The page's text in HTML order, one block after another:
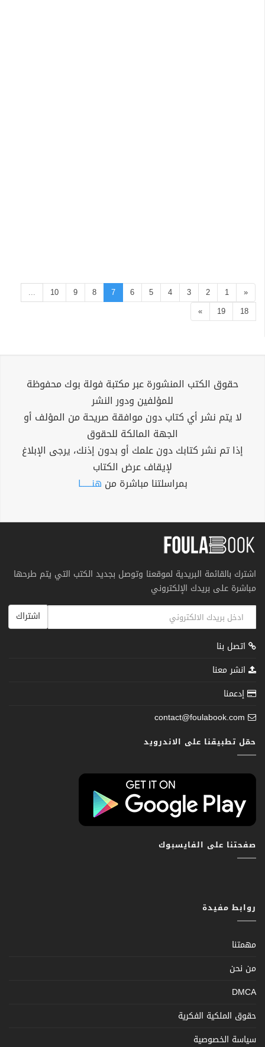
«
1
2
3
4
5
6
7
8
9
10
...
18
19
»
حقوق الكتب المنشورة عبر مكتبة فولة بوك محفوظة
للمؤلفين ودور النشر
لا يتم نشر أي كتاب دون موافقة صريحة من المؤلف أو
الجهة المالكة للحقوق
إذا تم نشر كتابك دون علمك أو بدون إذنك، يرجى الإبلاغ
لإيقاف عرض الكتاب
بمراسلتنا مباشرة من هنــــــا
اشترك بالقائمة البريدية لموقعنا وتوصل بجديد الكتب التي يتم طرحها
مباشرة على بريدك الإلكتروني
اشتراك
اتصل بنا
انشر معنا
إدعمنا
contact@foulabook.com
حمّل تطبيقنا على الاندرويد
صفحتنا على الفايسبوك
روابط مفيدة
مهمتنا
من نحن
DMCA
حقوق الملكية الفكرية
سياسة الخصوصية